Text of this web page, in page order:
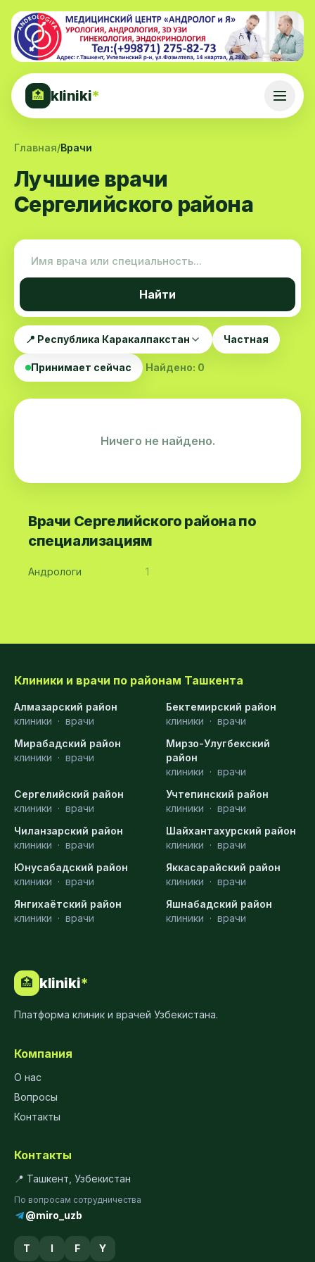
🏥 kliniki*
Главная/Врачи
Лучшие врачи
Сергелийского района
Найти
📍 Республика Каракалпакстан Частная
Принимает сейчас Найдено: 0
Ничего не найдено.
Врачи Сергелийского района по
специализациям
Андрологи 1
Клиники и врачи по районам Ташкента
Алмазарский район
клиники · врачи
Бектемирский район
клиники · врачи
Мирабадский район
клиники · врачи
Мирзо-Улугбекский
район
клиники · врачи
Сергелийский район
клиники · врачи
Учтепинский район
клиники · врачи
Чиланзарский район
клиники · врачи
Шайхантахурский район
клиники · врачи
Юнусабадский район
клиники · врачи
Яккасарайский район
клиники · врачи
Янгихаётский район
клиники · врачи
Яшнабадский район
клиники · врачи
🏥 kliniki*
Платформа клиник и врачей Узбекистана.
Компания
О нас
Вопросы
Контакты
Контакты
📍 Ташкент, Узбекистан
По вопросам сотрудничества
@miro_uzb
T I F Y